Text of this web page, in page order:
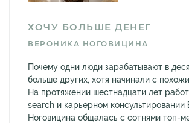
ХОЧУ БОЛЬШЕ ДЕНЕГ
ВЕРОНИКА НОГОВИЦИНА
Почему одни люди зарабатывают в
больше других, хотя начинали с
На протяжении шестнадцати лет
search и карьерном консультировании
Ноговицина общалась с сотнями топ-